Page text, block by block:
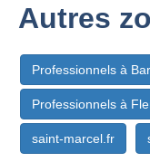
Autres
Professionnels à
Professionnels à
saint-marcel.fr